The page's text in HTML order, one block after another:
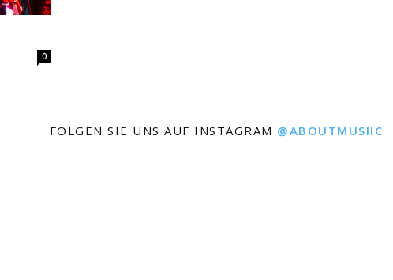
0
FOLGEN SIE UNS AUF INSTAGRAM @ABOUTMUSIIC